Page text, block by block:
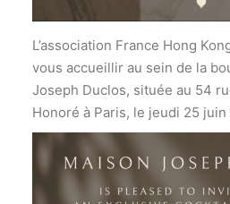
L’association France Hong
vous accueillir au sein de la
Joseph Duclos, située au 54
Honoré à Paris, le jeudi 25